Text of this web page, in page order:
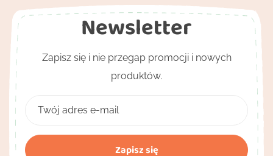
Newsletter
Zapisz się i nie przegap promocji i nowych
produktów.